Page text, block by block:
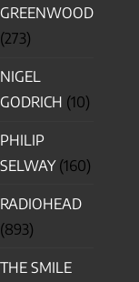
GREENWOOD
(273)
NIGEL
GODRICH (10)
PHILIP
SELWAY(160)
RADIOHEAD
(893)
THE SMILE